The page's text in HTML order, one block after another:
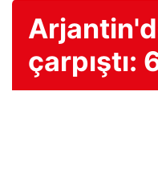
çarpıştı: